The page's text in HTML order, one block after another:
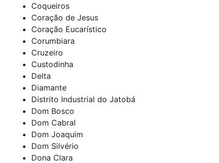
Coqueiros
Coração de Jesus
Coração Eucarístico
Corumbiara
Cruzeiro
Custodinha
Delta
Diamante
Distrito Industrial do Jatobá
Dom Bosco
Dom Cabral
Dom Joaquim
Dom Silvério
Dona Clara